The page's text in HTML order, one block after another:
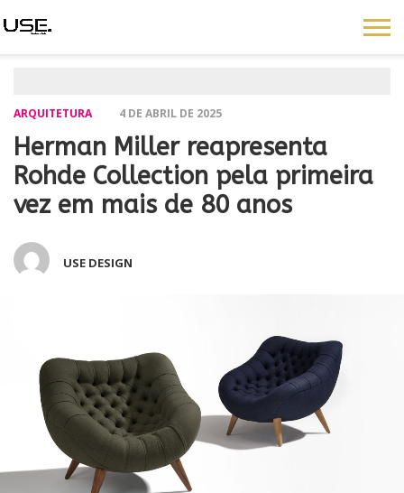
ARQUITETURA 4 DE ABRIL DE 2025
Herman Miller reapresenta
Rohde Collection pela primeira
vez em mais de 80 anos
USE DESIGN